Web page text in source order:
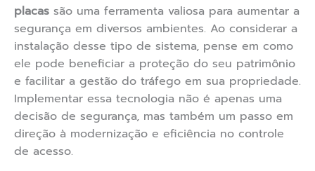
placas são uma ferramenta valiosa para aumentar a
segurança em diversos ambientes. Ao considerar a
instalação desse tipo de sistema, pense em como
ele pode beneficiar a proteção do seu patrimônio
e facilitar a gestão do tráfego em sua propriedade.
Implementar essa tecnologia não é apenas uma
decisão de segurança, mas também um passo em
direção à modernização e eficiência no controle
de acesso.